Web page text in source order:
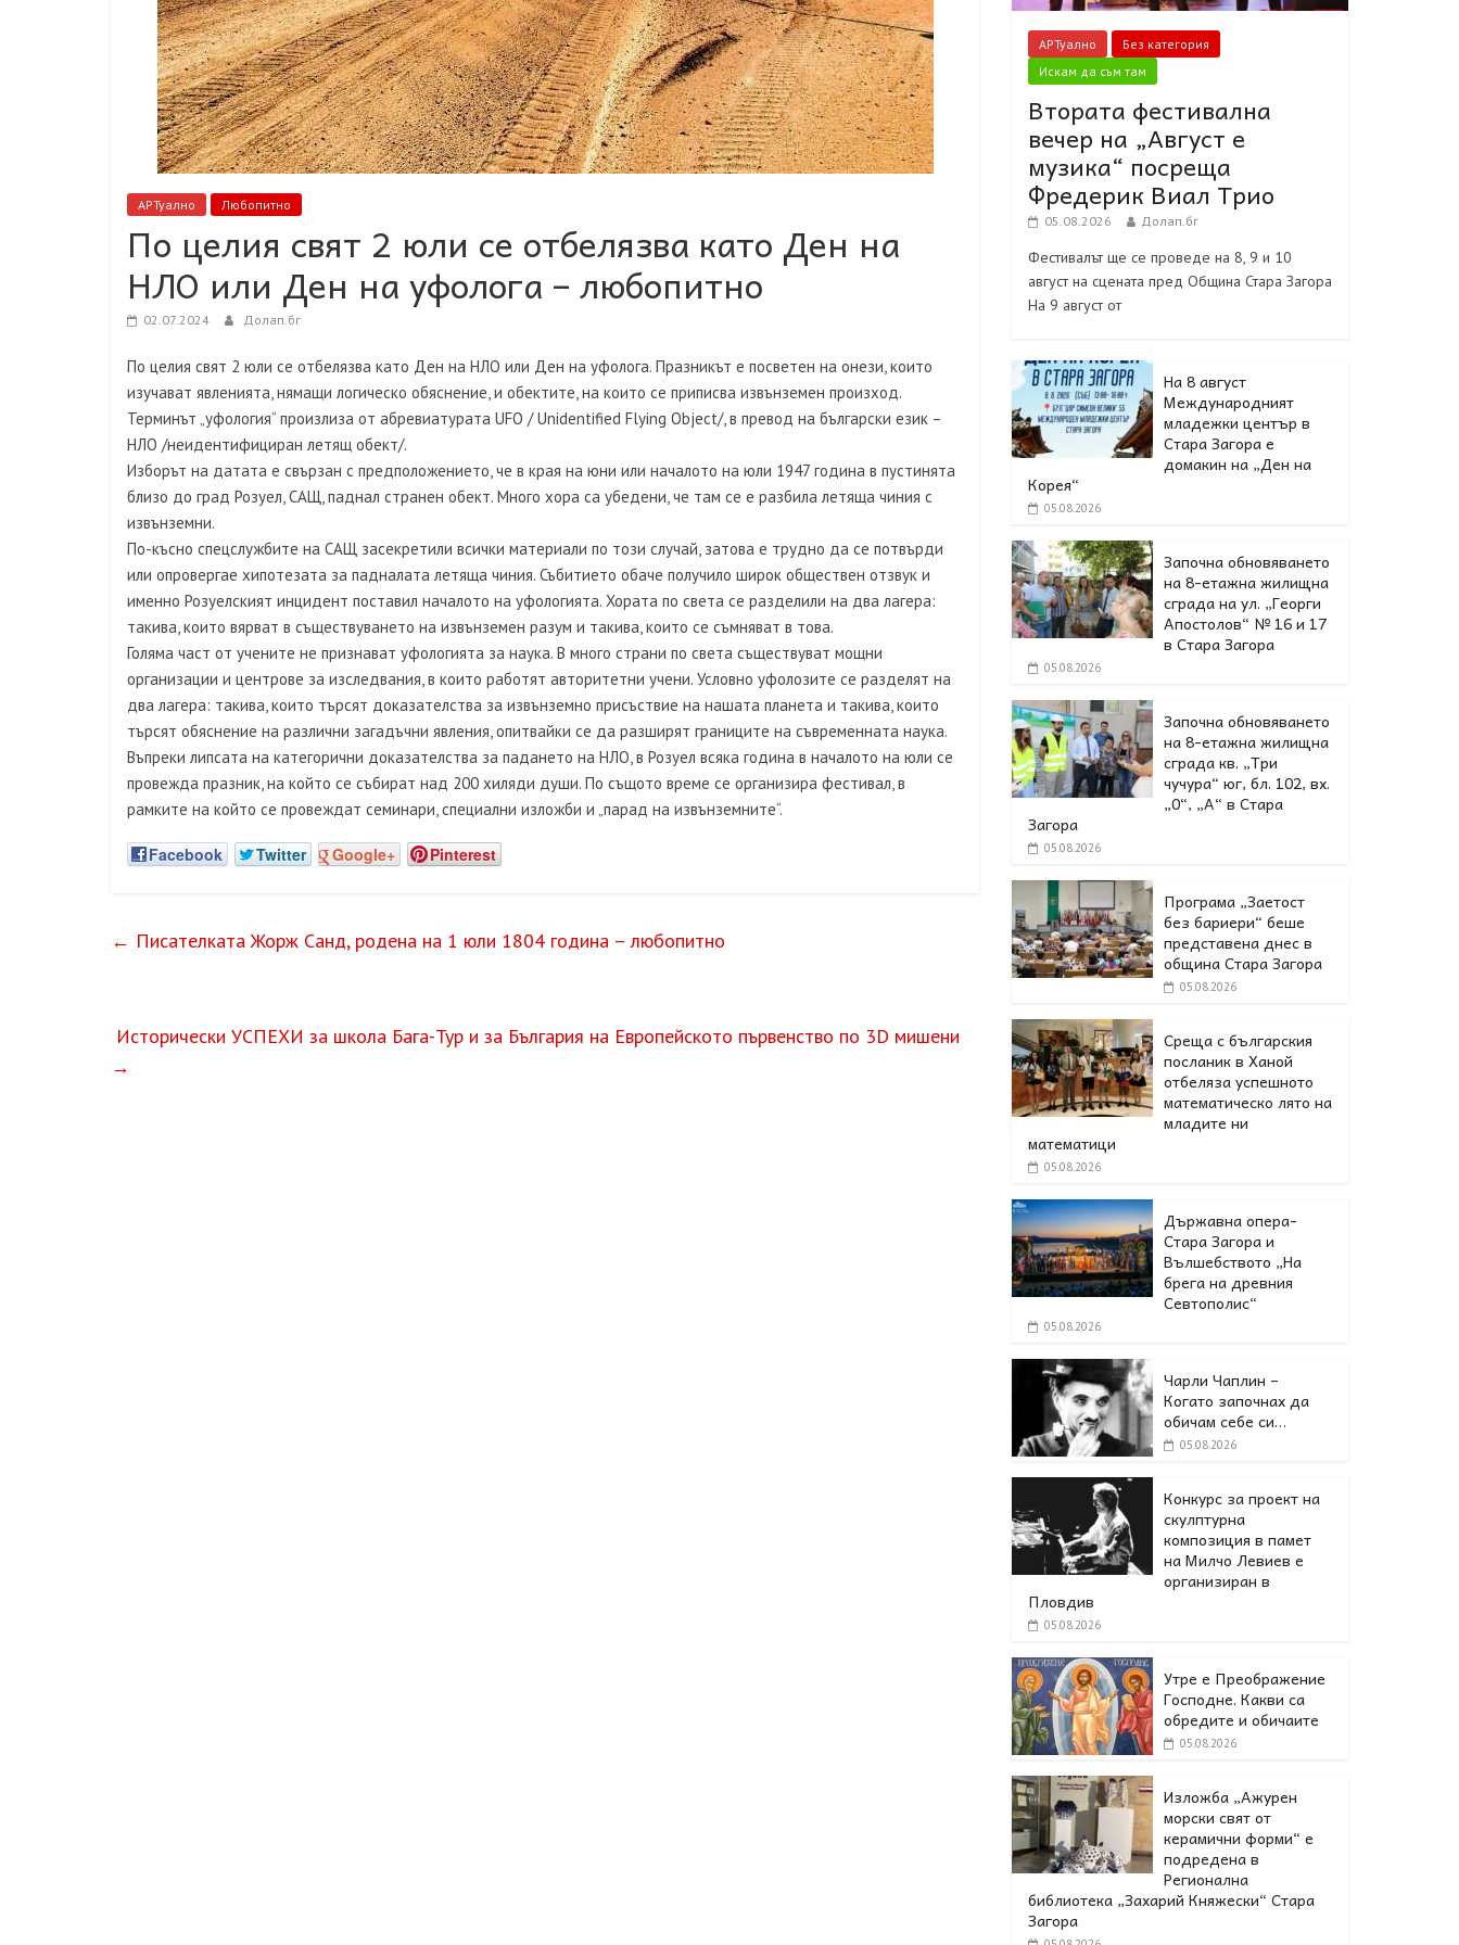
АРТуално Любопитно
По целия свят 2 юли се отбелязва като Ден на
НЛО или Ден на уфолога – любопитно
02.07.2024 Долап.бг
По целия свят 2 юли се отбелязва като Ден на НЛО или Ден на уфолога. Празникът е посветен на онези, които
изучават явленията, нямащи логическо обяснение, и обектите, на които се приписва извънземен произход.
Терминът „уфология“ произлиза от абревиатурата UFO / Unidentified Flying Object/, в превод на български език –
НЛО /неидентифициран летящ обект/.
Изборът на датата е свързан с предположението, че в края на юни или началото на юли 1947 година в пустинята
близо до град Розуел, САЩ, паднал странен обект. Много хора са убедени, че там се е разбила летяща чиния с
извънземни.
По-късно спецслужбите на САЩ засекретили всички материали по този случай, затова е трудно да се потвърди
или опровергае хипотезата за падналата летяща чиния. Събитието обаче получило широк обществен отзвук и
именно Розуелският инцидент поставил началото на уфологията. Хората по света се разделили на два лагера:
такива, които вярват в съществуването на извънземен разум и такива, които се съмняват в това.
Голяма част от учените не признават уфологията за наука. В много страни по света съществуват мощни
организации и центрове за изследвания, в които работят авторитетни учени. Условно уфолозите се разделят на
два лагера: такива, които търсят доказателства за извънземно присъствие на нашата планета и такива, които
търсят обяснение на различни загадъчни явления, опитвайки се да разширят границите на съвременната наука.
Въпреки липсата на категорични доказателства за падането на НЛО, в Розуел всяка година в началото на юли се
провежда празник, на който се събират над 200 хиляди души. По същото време се организира фестивал, в
рамките на който се провеждат семинари, специални изложби и „парад на извънземните“.
Facebook Twitter Google+ Pinterest
← Писателката Жорж Санд, родена на 1 юли 1804 година – любопитно
Исторически УСПЕХИ за школа Бага-Тур и за България на Европейското първенство по 3D мишени
→
АРТуално
Без категория
Искам да съм там
Втората фестивална
вечер на „Август е
музика“ посреща
Фредерик Виал Трио
05.08.2026 Долап.бг
Фестивалът ще се проведе на 8, 9 и 10
август на сцената пред Община Стара Загора
На 9 август от
На 8 август
Международният
младежки център в
Стара Загора е
домакин на „Ден на
Корея“
05.08.2026
Започна обновяването
на 8-етажна жилищна
сграда на ул. „Георги
Апостолов“ № 16 и 17
в Стара Загора
05.08.2026
Започна обновяването
на 8-етажна жилищна
сграда кв. „Три
чучура“ юг, бл. 102, вх.
„0“, „А“ в Стара
Загора
05.08.2026
Програма „Заетост
без бариери“ беше
представена днес в
oбщина Стара Загора
05.08.2026
Среща с българския
посланик в Ханой
отбеляза успешното
математическо лято на
младите ни
математици
05.08.2026
Държавна опера-
Стара Загора и
Вълшебството „На
брега на древния
Севтополис“
05.08.2026
Чарли Чаплин –
Когато започнах да
обичам себе си…
05.08.2026
Конкурс за проект на
скулптурна
композиция в памет
на Милчо Левиев е
организиран в
Пловдив
05.08.2026
Утре е Преображение
Господне. Какви са
обредите и обичаите
05.08.2026
Изложба „Ажурен
морски свят от
керамични форми“ е
подредена в
Регионална
библиотека „Захарий Княжески“ Стара
Загора